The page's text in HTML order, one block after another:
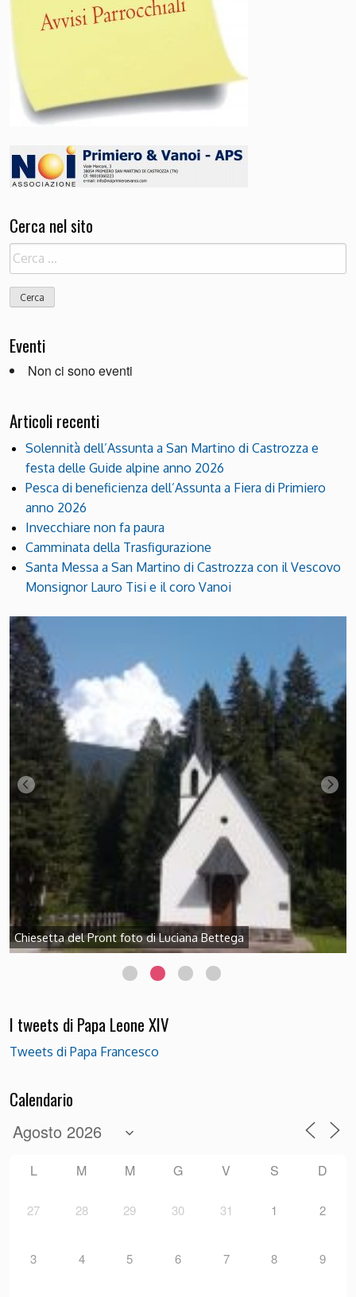
Cerca nel sito
Ricerca
per:
Eventi
Non ci sono eventi
Articoli recenti
Solennità dell’Assunta a San Martino di Castrozza e
festa delle Guide alpine anno 2026
Pesca di beneficienza dell’Assunta a Fiera di Primiero
anno 2026
Invecchiare non fa paura
Camminata della Trasfigurazione
Santa Messa a San Martino di Castrozza con il Vescovo
Monsignor Lauro Tisi e il coro Vanoi
Chiesetta del Pront foto di Luciana Bettega
I tweets di Papa Leone XIV
Tweets di Papa Francesco
Calendario
L M M G V S D
27 28 29 30 31 1 2
3 4 5 6 7 8 9